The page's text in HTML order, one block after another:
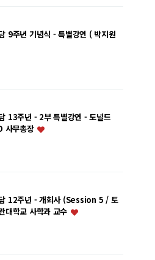
9주년 기념식 - 특별강연 ( 박지원
13주년 - 2부 특별강연 - 도널드
사무총장
12주년 - 개회사 (Session 5 / 토
대학교 사학과 교수